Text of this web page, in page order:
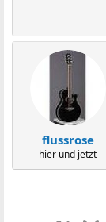
flussrose
hier und jetzt